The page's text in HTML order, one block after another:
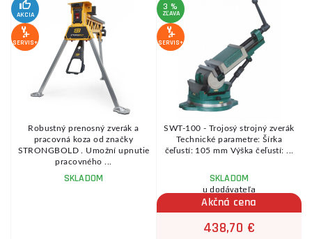
AKCIA
SERVIS+
Robustný prenosný zverák a
pracovná koza od značky
STRONGBOLD . Umožní upnutie
pracovného ...
SKLADOM
3 %
ZĽAVA
SERVIS+
SWT-100 - Trojosý strojný zverák
Technické parametre: Šírka
čeľustí: 105 mm Výška čeľustí: ...
SKLADOM
u dodávateľa
Akčná cena
438,70 €